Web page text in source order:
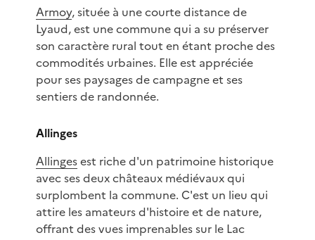
Armoy, située à une courte distance de
Lyaud, est une commune qui a su préserver
son caractère rural tout en étant proche des
commodités urbaines. Elle est appréciée
pour ses paysages de campagne et ses
sentiers de randonnée.
Allinges
Allingesest riche d'un patrimoine historique
avec ses deux châteaux médiévaux qui
surplombent la commune. C'est un lieu qui
attire les amateurs d'histoire et de nature,
offrant des vues imprenables sur le Lac